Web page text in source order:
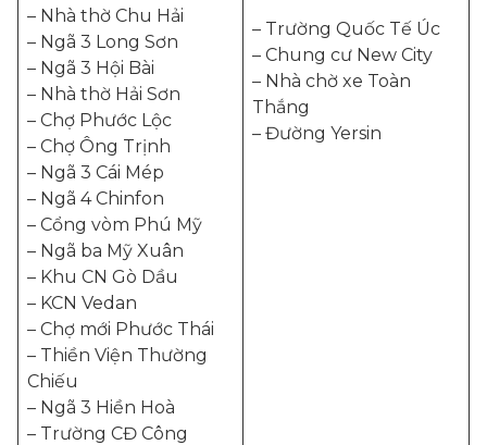
– Nhà thờ Chu Hải
– Ngã 3 Long Sơn
– Ngã 3 Hội Bài
– Nhà thờ Hải Sơn
– Chợ Phước Lộc
– Chợ Ông Trịnh
– Ngã 3 Cái Mép
– Ngã 4 Chinfon
– Cổng vòm Phú Mỹ
– Ngã ba Mỹ Xuân
– Khu CN Gò Dầu
– KCN Vedan
– Chợ mới Phước Thái
– Thiền Viện Thường
Chiếu
– Ngã 3 Hiền Hoà
– Trường CĐ Công
– Trường Quốc Tế Úc
– Chung cư New City
– Nhà chờ xe Toàn
Thắng
– Đường Yersin